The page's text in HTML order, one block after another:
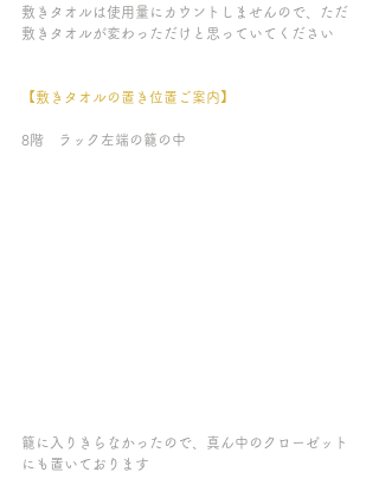
敷きタオルは使用量にカウントしませんので、ただ
敷きタオルが変わっただけと思っていてください
【敷きタオルの置き位置ご案内】
8階　ラック左端の籠の中
籠に入りきらなかったので、真ん中のクローゼット
にも置いております